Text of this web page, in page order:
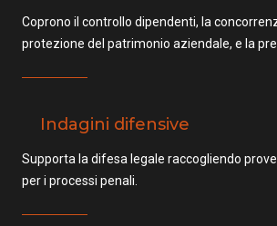
Coprono il controllo dipendenti, la
protezione del patrimonio aziendale, e la
Indagini difensive
Supporta la difesa legale raccogliendo
per i processi penali.